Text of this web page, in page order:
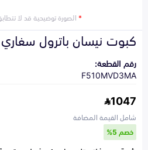
*الصورة توضيحية قد لا
كبوت نيسان باترول سفاري 2005-
رقم القطعة:
F510MVD3MA
1047
شامل القيمة المضافة
خصم 5%